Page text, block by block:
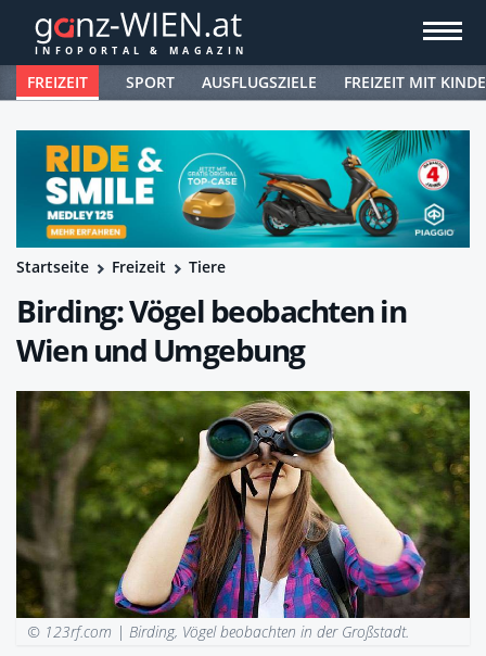
FREIZEIT SPORT AUSFLUGSZIELE FREIZEIT MIT
Startseite Freizeit Tiere
Birding: Vögel beobachten in
Wien und Umgebung
© 123rf.com | Birding, Vögel beobachten in der Großstadt.